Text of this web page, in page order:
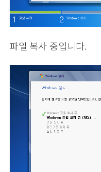
파일 복사 중입니다.